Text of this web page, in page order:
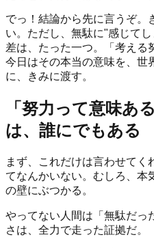
でっ！結論から先に言うぞ。
い。ただし、無駄に"感じて
差は、たった一つ。「考える
今日はその本当の意味を、世
に、きみに渡す。
「努力って意味あ
は、誰にでもある
まず、これだけは言わせてく
てなんかいない。むしろ、本
の壁にぶつかる。
やってない人間は「無駄だっ
さは、全力で走った証拠だ。